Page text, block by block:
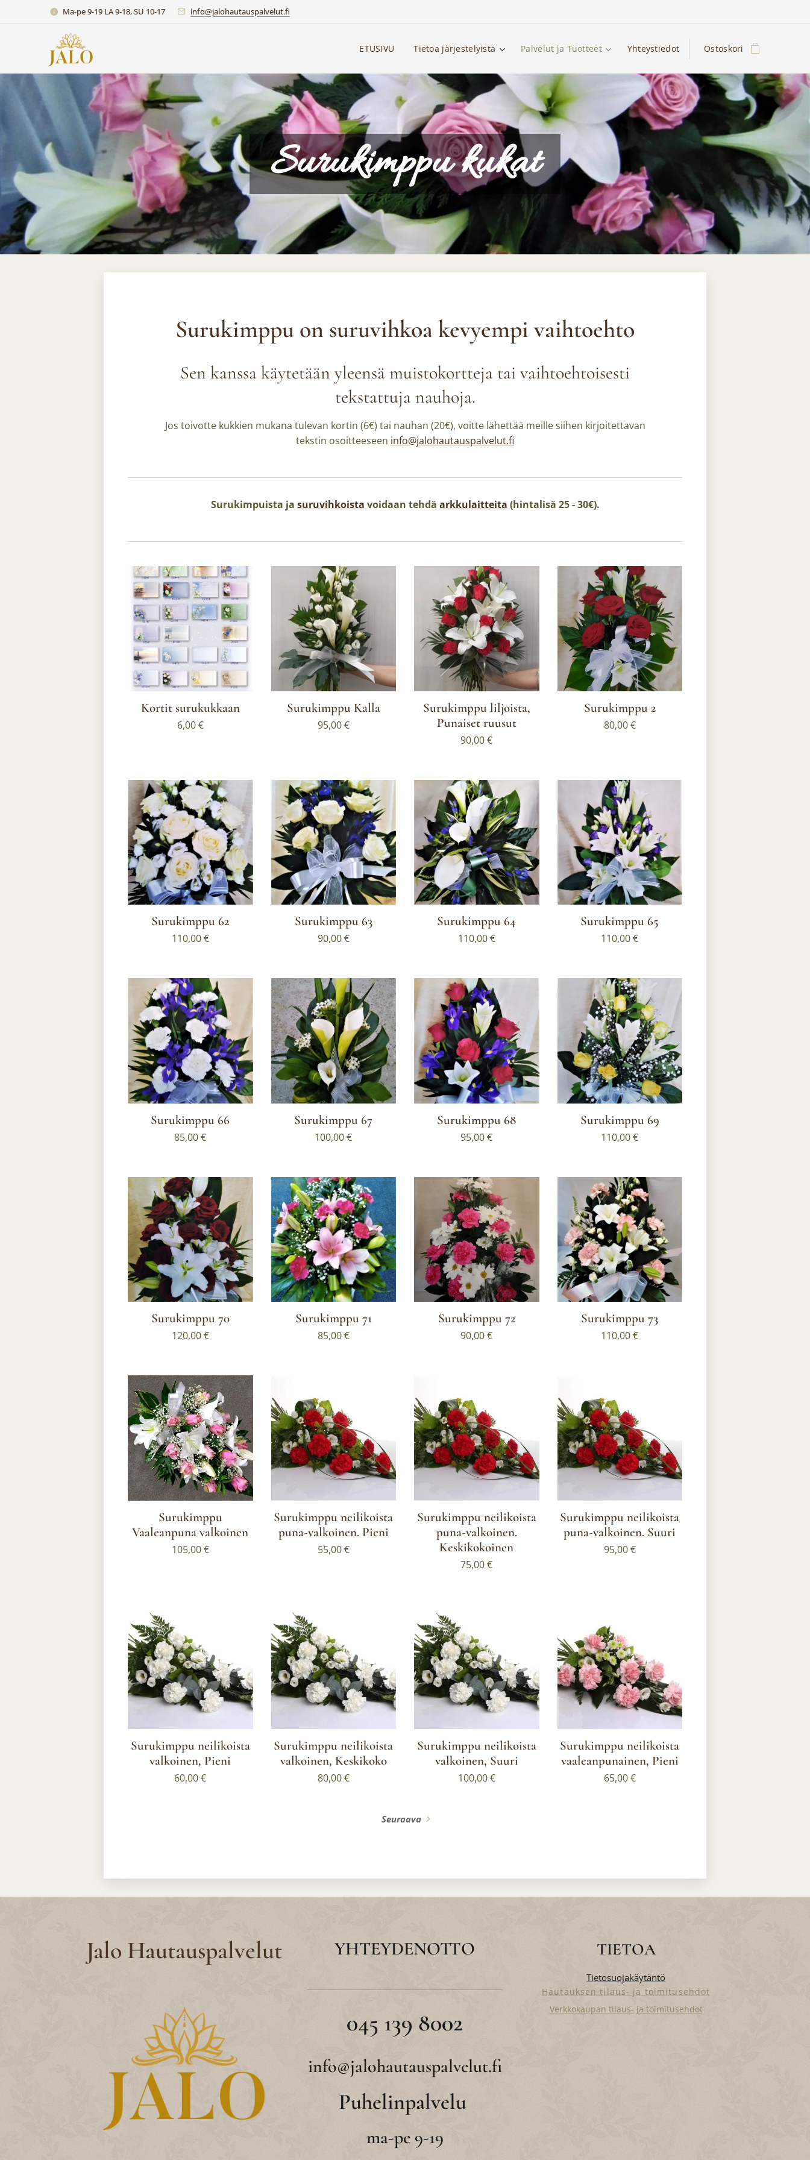
Ma-pe 9-19 LA 9-18, SU 10-17 info@jalohautauspalvelut.fi
ETUSIVU Tietoa järjestelyistä Palvelut ja Tuotteet Yhteystiedot Ostoskori
Surukimppu kukat
Surukimppu on suruvihkoa kevyempi vaihtoehto
Sen kanssa käytetään yleensä muistokortteja tai vaihtoehtoisesti
tekstattuja nauhoja.
Jos toivotte kukkien mukana tulevan kortin (6€) tai nauhan (20€), voitte lähettää meille siihen kirjoitettavan
tekstin osoitteeseen info@jalohautauspalvelut.fi
Surukimpuista ja suruvihkoista voidaan tehdä arkkulaitteita (hintalisä 25 - 30€).
Kortit surukukkaan
6,00€
Surukimppu Kalla
95,00€
Surukimppu liljoista,
Punaiset ruusut
90,00€
Surukimppu 2
80,00€
Surukimppu 62
110,00€
Surukimppu 63
90,00€
Surukimppu 64
110,00€
Surukimppu 65
110,00€
Surukimppu 66
85,00€
Surukimppu 67
100,00€
Surukimppu 68
95,00€
Surukimppu 69
110,00€
Surukimppu 70
120,00€
Surukimppu 71
85,00€
Surukimppu 72
90,00€
Surukimppu 73
110,00€
Surukimppu
Vaaleanpuna valkoinen
105,00€
Surukimppu neilikoista
puna-valkoinen. Pieni
55,00€
Surukimppu neilikoista
puna-valkoinen.
Keskikokoinen
75,00€
Surukimppu neilikoista
puna-valkoinen. Suuri
95,00€
Surukimppu neilikoista
valkoinen, Pieni
60,00€
Surukimppu neilikoista
valkoinen, Keskikoko
80,00€
Surukimppu neilikoista
valkoinen, Suuri
100,00€
Surukimppu neilikoista
vaaleanpunainen, Pieni
65,00€
Seuraava
Jalo Hautauspalvelut YHTEYDENOTTO
045 139 8002
info@jalohautauspalvelut.fi
Puhelinpalvelu
ma-pe 9-19
TIETOA
Tietosuojakäytäntö
Hautauksen tilaus- ja toimitusehdot
Verkkokaupan tilaus- ja toimitusehdot